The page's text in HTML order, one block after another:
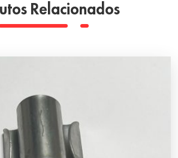
Relacionados